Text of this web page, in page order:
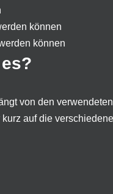
können
können
von den
auf die